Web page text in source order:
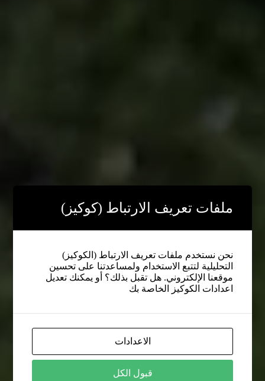
ملفات تعريف الارتباط (كوكيز)
نحن نستخدم ملفات تعريف الارتباط (الكوكيز)
التحليلية لتتبع الاستخدام ولمساعدتنا على تحسين
موقعنا الإلكتروني. هل تقبل بذلك؟ أو يمكنك تعديل
اعدادات الكوكيز الخاصة بك
الاعدادات
قبول الكل